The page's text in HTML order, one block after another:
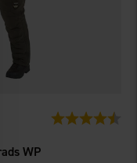
WP
Bewertung: